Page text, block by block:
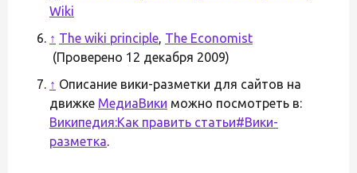
Wiki
↑ The wiki principle, The Economist
(Проверено 12 декабря 2009)
↑ Описание вики-разметки для сайтов на
движке МедиаВики можно посмотреть в:
Википедия:Как править статьи#Вики-
разметка.